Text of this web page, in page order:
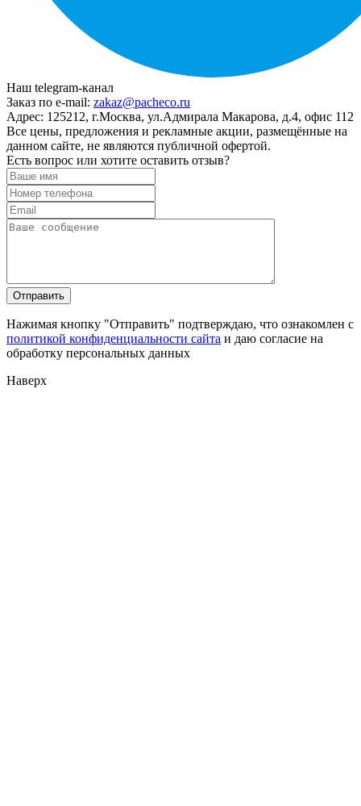
Наш telegram-канал
Заказ по e-mail: zakaz@pacheco.ru
Адрес: 125212, г.Москва, ул.Адмирала Макарова, д.4, офис 112
Все цены, предложения и рекламные акции, размещённые на
данном сайте, не являются публичной офертой.
Есть вопрос или хотите оставить отзыв?
Нажимая кнопку "Отправить" подтверждаю, что ознакомлен с
политикой конфиденциальности сайта и даю согласие на
обработку персональных данных
Наверх